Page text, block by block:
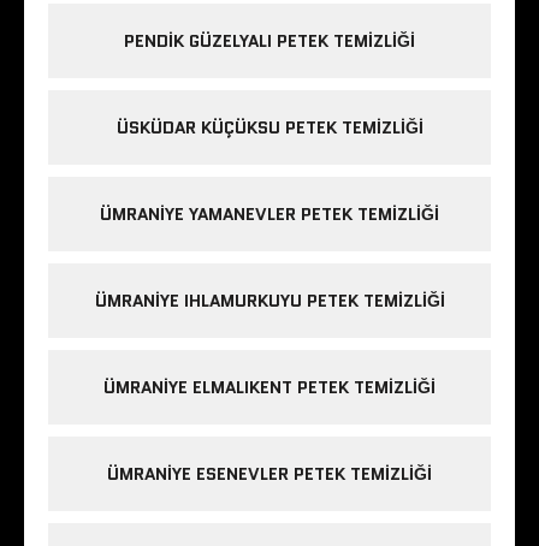
PENDIK GÜZELYALI PETEK TEMIZLIĞI
ÜSKÜDAR KÜÇÜKSU PETEK TEMIZLIĞI
ÜMRANIYE YAMANEVLER PETEK TEMIZLIĞI
ÜMRANIYE IHLAMURKUYU PETEK TEMIZLIĞI
ÜMRANIYE ELMALIKENT PETEK TEMIZLIĞI
ÜMRANIYE ESENEVLER PETEK TEMIZLIĞI